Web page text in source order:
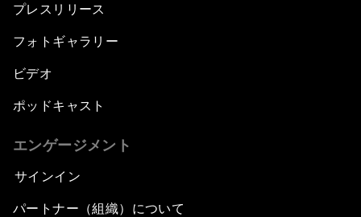
プレスリリース
フォトギャラリー
ビデオ
ポッドキャスト
エンゲージメント
サインイン
パートナー（組織）について